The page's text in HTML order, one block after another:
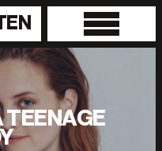
TEENAGE